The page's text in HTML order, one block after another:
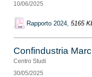
10/06/2025
Rapporto 2024, 5165
Confindustria
Centro Studi
30/05/2025